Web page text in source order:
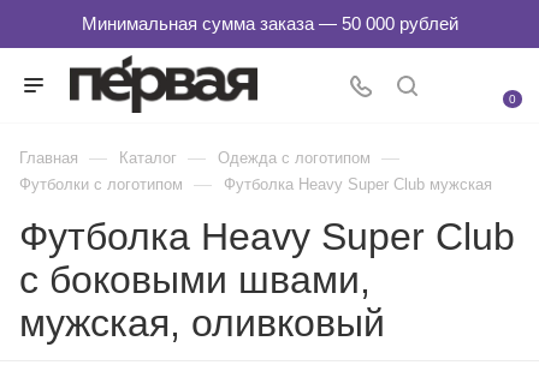
0
Главная — Каталог — Одежда с логотипом —
Футболки с логотипом — Футболка Heavy Super Club мужская
Футболка Heavy Super Club
с боковыми швами,
мужская, оливковый